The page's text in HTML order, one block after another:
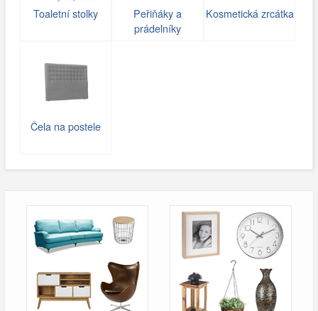
Toaletní stolky
Peřiňáky a
prádelníky
Kosmetická zrcátka
Čela na postele